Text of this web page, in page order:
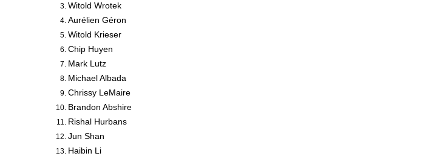
Witold Wrotek
Aurélien Géron
Witold Krieser
Chip Huyen
Mark Lutz
Michael Albada
Chrissy LeMaire
Brandon Abshire
Rishal Hurbans
Jun Shan
Haibin Li